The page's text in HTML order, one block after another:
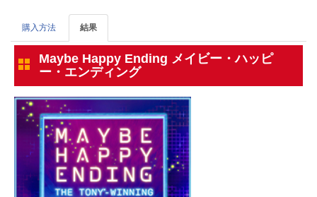
購入方法 結果
Maybe Happy Ending メイビー・ハッピ
ー・エンディング